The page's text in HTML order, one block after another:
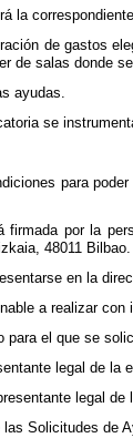
la
de gastos
de salas donde
ayudas.
se
para
firmada por la
48011 Bilbao.
en la
a realizar
para el que se
legal de
legal de
Solicitudes de